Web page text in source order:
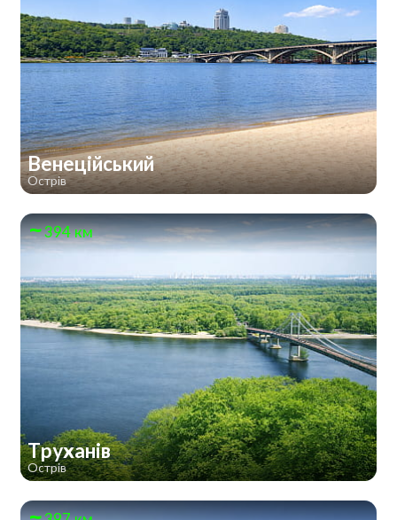
Венеційський
Острів
394 км
Труханів
Острів